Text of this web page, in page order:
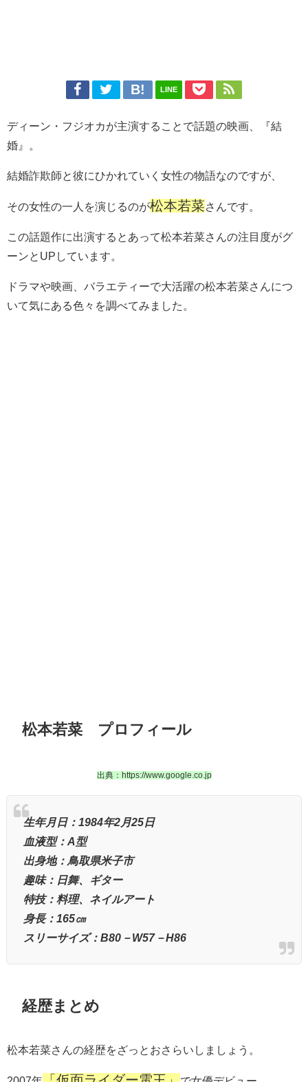
LINE
ディーン・フジオカが主演することで話題の映画、『結
婚』。
結婚詐欺師と彼にひかれていく女性の物語なのですが、
その女性の一人を演じるのが松本若菜さんです。
この話題作に出演するとあって松本若菜さんの注目度がグ
ーンとUPしています。
ドラマや映画、バラエティーで大活躍の松本若菜さんにつ
いて気にある色々を調べてみました。
松本若菜 プロフィール
出典：https://www.google.co.jp
生年月日：1984年2月25日
血液型：A型
出身地：鳥取県米子市
趣味：日舞、ギター
特技：料理、ネイルアート
身長：165㎝
スリーサイズ：B80－W57－H86
経歴まとめ
松本若菜さんの経歴をざっとおさらいしましょう。